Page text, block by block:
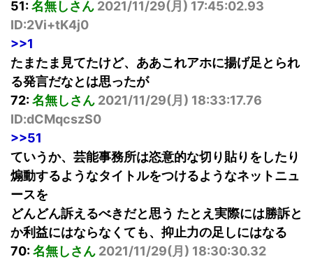
51:名無しさん 2021/11/29(月) 17:45:02.93
ID:2Vi+tK4j0
>>1
たまたま見てたけど、ああこれアホに揚げ足とられ
る発言だなとは思ったが
72:名無しさん 2021/11/29(月) 18:33:17.76
ID:dCMqcszS0
>>51
ていうか、芸能事務所は恣意的な切り貼りをしたり
煽動するようなタイトルをつけるようなネットニュ
ースを
どんどん訴えるべきだと思う たとえ実際には勝訴と
か利益にはならなくても、抑止力の足しにはなる
70:名無しさん 2021/11/29(月) 18:30:30.32